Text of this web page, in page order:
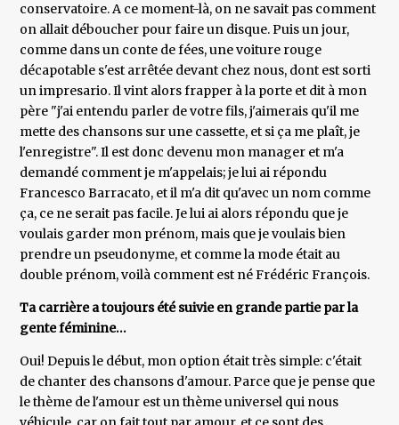
conservatoire. A ce moment-là, on ne savait pas comment
on allait déboucher pour faire un disque. Puis un jour,
comme dans un conte de fées, une voiture rouge
décapotable s'est arrêtée devant chez nous, dont est sorti
un impresario. Il vint alors frapper à la porte et dit à mon
père "j'ai entendu parler de votre fils, j'aimerais qu'il me
mette des chansons sur une cassette, et si ça me plaît, je
l'enregistre". Il est donc devenu mon manager et m'a
demandé comment je m'appelais; je lui ai répondu
Francesco Barracato, et il m'a dit qu'avec un nom comme
ça, ce ne serait pas facile. Je lui ai alors répondu que je
voulais garder mon prénom, mais que je voulais bien
prendre un pseudonyme, et comme la mode était au
double prénom, voilà comment est né Frédéric François.
Ta carrière a toujours été suivie en grande partie par la
gente féminine…
Oui! Depuis le début, mon option était très simple: c'était
de chanter des chansons d'amour. Parce que je pense que
le thème de l'amour est un thème universel qui nous